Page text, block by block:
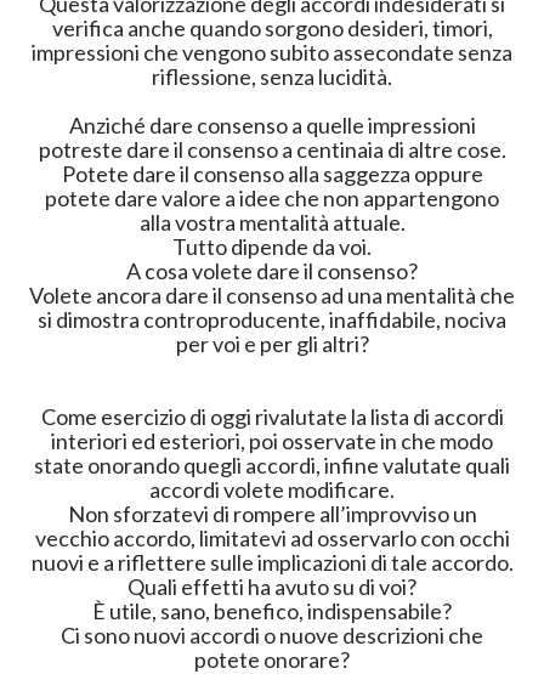
verifica anche quando sorgono desideri, timori,
impressioni che vengono subito assecondate senza
riflessione, senza lucidità.
Anziché dare consenso a quelle impressioni
potreste dare il consenso a centinaia di altre cose.
Potete dare il consenso alla saggezza oppure
potete dare valore a idee che non appartengono
alla vostra mentalità attuale.
Tutto dipende da voi.
A cosa volete dare il consenso?
Volete ancora dare il consenso ad una mentalità che
si dimostra controproducente, inaffidabile, nociva
per voi e per gli altri?
Come esercizio di oggi rivalutate la lista di accordi
interiori ed esteriori, poi osservate in che modo
state onorando quegli accordi, infine valutate quali
accordi volete modificare.
Non sforzatevi di rompere all’improvviso un
vecchio accordo, limitatevi ad osservarlo con occhi
nuovi e a riflettere sulle implicazioni di tale accordo.
Quali effetti ha avuto su di voi?
È utile, sano, benefico, indispensabile?
Ci sono nuovi accordi o nuove descrizioni che
potete onorare?